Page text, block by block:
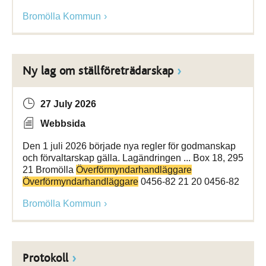
Bromölla Kommun
Ny lag om ställföreträdarskap
27 July 2026
Webbsida
Den 1 juli 2026 började nya regler för godmanskap
och förvaltarskap gälla. Lagändringen ... Box 18, 295
21 Bromölla Överförmyndarhandläggare
Överförmyndarhandläggare 0456-82 21 20 0456-82
Bromölla Kommun
Protokoll